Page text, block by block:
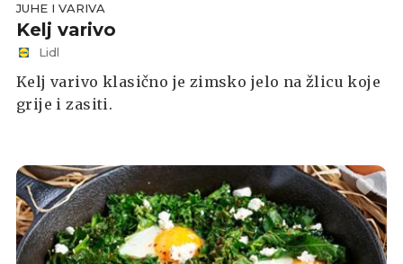
JUHE I VARIVA
Kelj varivo
Lidl
Kelj varivo klasično je zimsko jelo na žlicu koje
grije i zasiti.